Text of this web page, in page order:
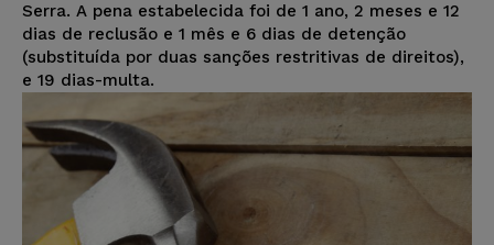
Serra. A pena estabelecida foi de 1 ano, 2 meses e 12
dias de reclusão e 1 mês e 6 dias de detenção
(substituída por duas sanções restritivas de direitos),
e 19 dias-multa.